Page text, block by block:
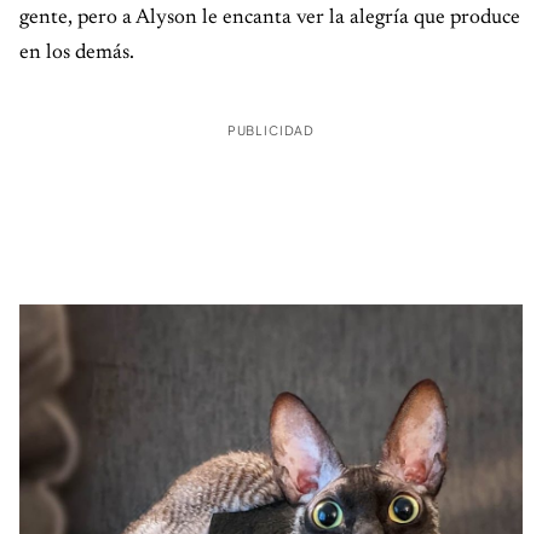
gente, pero a Alyson le encanta ver la alegría que produce
en los demás.
PUBLICIDAD